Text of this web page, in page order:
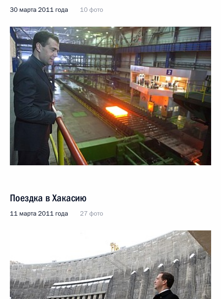
30 марта 2011 года 10 фото
Поездка в Хакасию
11 марта 2011 года 27 фото